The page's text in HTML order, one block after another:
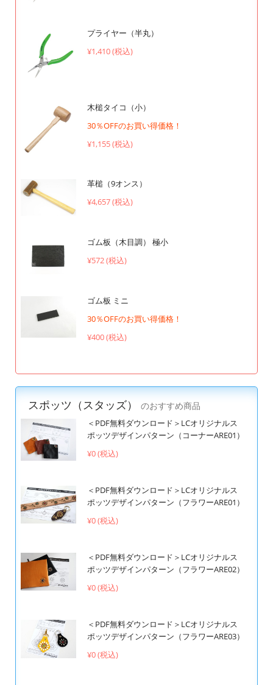
プライヤー（半丸）
¥1,410 (税込)
木槌タイコ（小）
30％OFFのお買い得価格！
¥1,155 (税込)
革槌（9オンス）
¥4,657 (税込)
ゴム板（木目調） 極小
¥572 (税込)
ゴム板 ミニ
30％OFFのお買い得価格！
¥400 (税込)
スポッツ（スタッズ）
のおすすめ商品
＜PDF無料ダウンロード＞LCオリジナルス
ポッツデザインパターン（コーナーARE01）
¥0 (税込)
＜PDF無料ダウンロード＞LCオリジナルス
ポッツデザインパターン（フラワーARE01）
¥0 (税込)
＜PDF無料ダウンロード＞LCオリジナルス
ポッツデザインパターン（フラワーARE02）
¥0 (税込)
＜PDF無料ダウンロード＞LCオリジナルス
ポッツデザインパターン（フラワーARE03）
¥0 (税込)